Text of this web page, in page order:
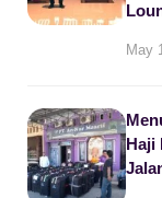
May
Haji